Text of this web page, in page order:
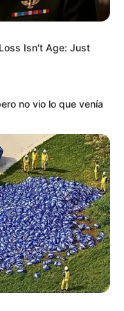
Isn't Age: Just
no vio lo que venía